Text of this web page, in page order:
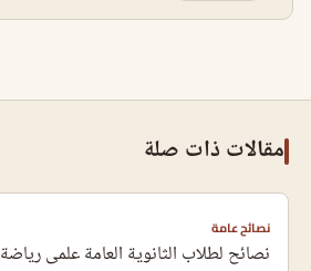
مقالات ذات صلة
نصائح عامة
نصائح لطلاب الثانوية العامة علمى رياضة